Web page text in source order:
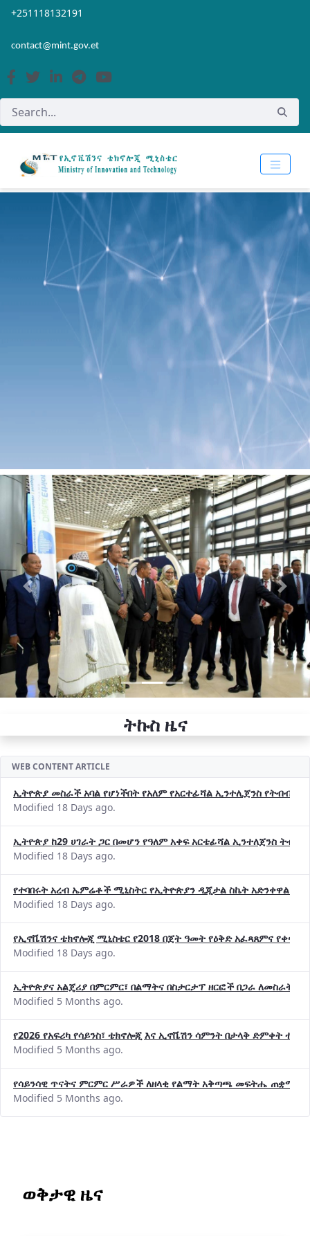
Skip to Main Content
Open Accessibility Menu
+251118132191
contact@mint.gov.et
Previous Next
ትኩስ ዜና
WEB CONTENT ARTICLE
ኢትዮጵያ መስራች አባል የሆነችበት የአለም የአርተፊሻል ኢንተሊጀንስ የትብብር
Modified 18 Days ago.
ኢትዮጵያ ከ29 ሀገራት ጋር በመሆን የዓለም አቀፍ አርቴፊሻል ኢንተለጀንስ
Modified 18 Days ago.
የተባበሩት አረብ ኤምሬቶች ሚኒስትር የኢትዮጵያን ዲጂታል ስኬት አድንቀዋል
Modified 18 Days ago.
የኢኖቬሽንና ቴክኖሎጂ ሚኒስቴር የ2018 በጀት ዓመት የዕቅድ አፈጻጸምና
Modified 18 Days ago.
ኢትዮጵያና አልጄሪያ በምርምር፣ በልማትና በስታርታፕ ዘርፎች በጋራ ለመስራት
Modified 5 Months ago.
የ2026 የአፍሪካ የሳይንስ፣ ቴክኖሎጂ እና ኢኖቬሽን ሳምንት በታላቅ ድምቀት
Modified 5 Months ago.
የሳይንሳዊ ጥናትና ምርምር ሥራዎች ለዘላቂ የልማት አቅጣጫ መፍትሔ ጠቋሚ
Modified 5 Months ago.
ወቅታዊ ዜና